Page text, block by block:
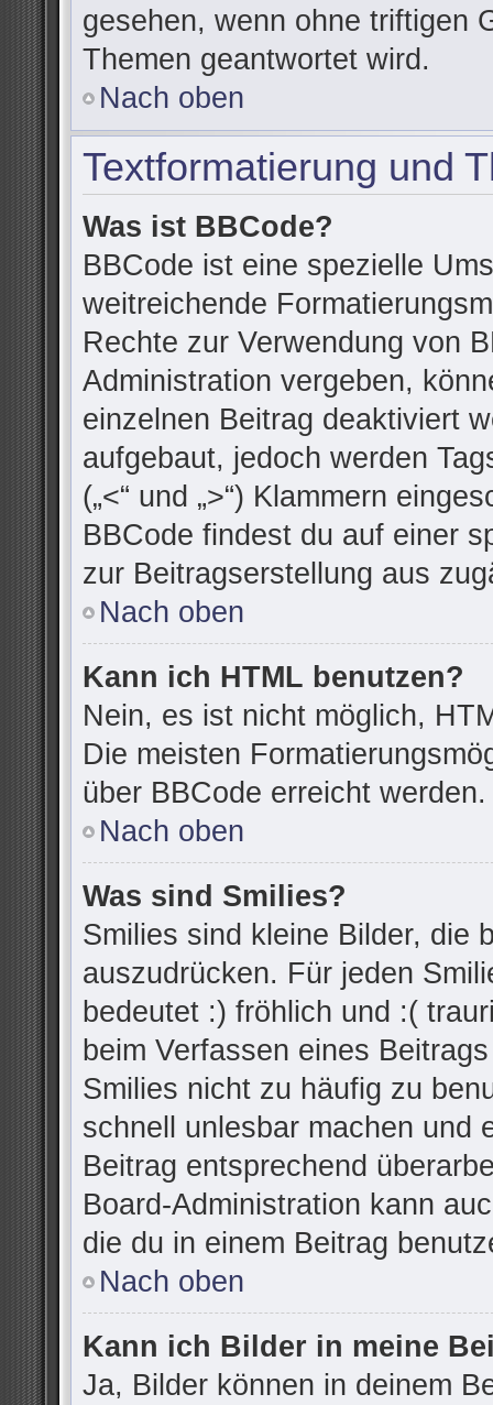
gesehen, wenn ohne triftigen
Themen geantwortet wird.
Nach oben
Textformatierung und
Was ist BBCode?
BBCode ist eine spezielle
weitreichende
Rechte zur Verwendung von
Administration vergeben,
einzelnen Beitrag deaktiviert
aufgebaut, jedoch werden
(„<“ und „>“) Klammern
BBCode findest du auf einer
zur Beitragserstellung aus
Nach oben
Kann ich HTML benutzen?
Nein, es ist nicht möglich,
Die meisten
über BBCode erreicht werden.
Nach oben
Was sind Smilies?
Smilies sind kleine Bilder, die
auszudrücken. Für jeden
bedeutet :) fröhlich und :(
beim Verfassen eines
Smilies nicht zu häufig zu
schnell unlesbar machen und
Beitrag entsprechend
Board-Administration kann
die du in einem Beitrag
Nach oben
Kann ich Bilder in meine
Ja, Bilder können in deinem